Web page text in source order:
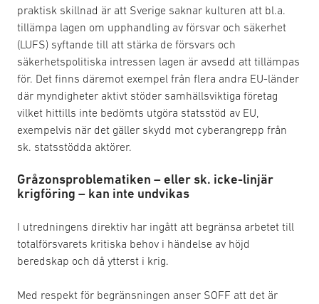
praktisk skillnad är att Sverige saknar kulturen att bl.a.
tillämpa lagen om upphandling av försvar och säkerhet
(LUFS) syftande till att stärka de försvars och
säkerhetspolitiska intressen lagen är avsedd att tillämpas
för. Det finns däremot exempel från flera andra EU-länder
där myndigheter aktivt stöder samhällsviktiga företag
vilket hittills inte bedömts utgöra statsstöd av EU,
exempelvis när det gäller skydd mot cyberangrepp från
sk. statsstödda aktörer.
Gråzonsproblematiken – eller sk. icke-linjär
krigföring – kan inte undvikas
I utredningens direktiv har ingått att begränsa arbetet till
totalförsvarets kritiska behov i händelse av höjd
beredskap och då ytterst i krig.
Med respekt för begränsningen anser SOFF att det är